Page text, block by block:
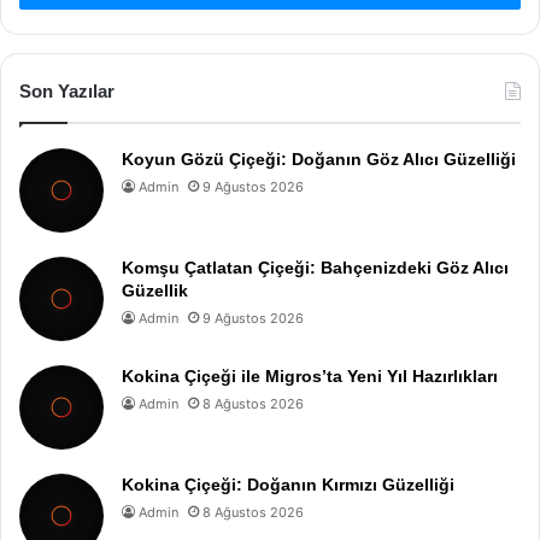
Son Yazılar
Koyun Gözü Çiçeği: Doğanın Göz Alıcı Güzelliği
Admin 9 Ağustos 2026
Komşu Çatlatan Çiçeği: Bahçenizdeki Göz Alıcı
Güzellik
Admin 9 Ağustos 2026
Kokina Çiçeği ile Migros’ta Yeni Yıl Hazırlıkları
Admin 8 Ağustos 2026
Kokina Çiçeği: Doğanın Kırmızı Güzelliği
Admin 8 Ağustos 2026